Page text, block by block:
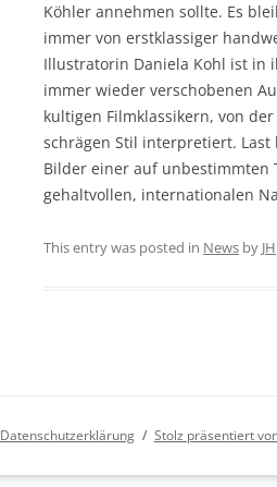
Köhler annehmen sollte. Es
immer von erstklassiger
Illustratorin Daniela Kohl ist in
immer wieder verschobenen
kultigen Filmklassikern, von
schrägen Stil interpretiert.
Bilder einer auf unbestimmten
gehaltvollen, internationalen
This entry was posted in News by JH
Datenschutzerklärung Stolz präsentiert